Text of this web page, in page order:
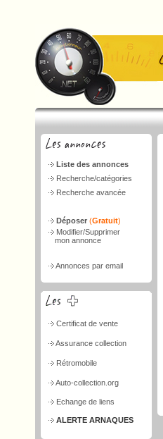
Liste des annonces
Recherche/catégories
Recherche avancée
Déposer (Gratuit)
Modifier/Supprimer
mon annonce
Annonces par email
Certificat de vente
Assurance collection
Rétromobile
Auto-collection.org
Echange de liens
ALERTE ARNAQUES